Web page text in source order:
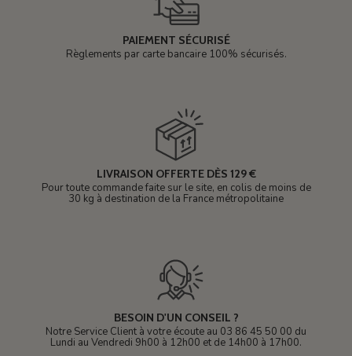
PAIEMENT SÉCURISÉ
Règlements par carte bancaire 100% sécurisés.
LIVRAISON OFFERTE DÈS 129 €
Pour toute commande faite sur le site, en colis de moins de
30 kg à destination de la France métropolitaine
BESOIN D'UN CONSEIL ?
Notre Service Client à votre écoute au 03 86 45 50 00 du
Lundi au Vendredi 9h00 à 12h00 et de 14h00 à 17h00.